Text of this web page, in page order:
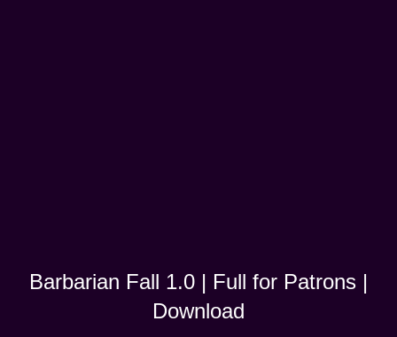
Barbarian Fall 1.0 | Full for Patrons |
Download